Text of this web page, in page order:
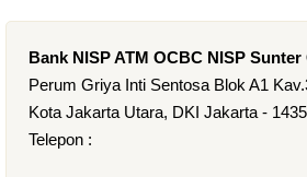
Bank NISP ATM OCBC NISP Sunter
Perum Griya Inti Sentosa Blok A1
Kota Jakarta Utara, DKI Jakarta -
Telepon :